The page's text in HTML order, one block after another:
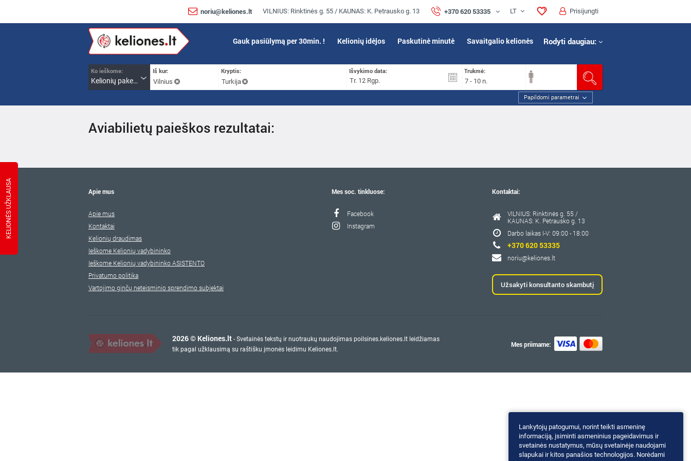
noriu@keliones.lt VILNIUS: Rinktinės g. 55 / KAUNAS: K. Petrausko g. 13 +370 620 53335 LT Prisijungti
Gauk pasiūlymą per 30min. ! Kelionių idėjos Paskutinė minutė Savaitgalio kelionės Rodyti daugiau:
Ko ieškome:
Kelionių paketai
Iš kur:
Vilnius
Kryptis:
Turkija
Išvykimo data:
Trukmė:
7 - 10 n.
Papildomi parametrai
Aviabilietų paieškos rezultatai:
Apie mus
Apie mus
Kontaktai
Kelionių draudimas
Ieškome Kelionių vadybininko
Ieškome Kelionių vadybininko ASISTENTO
Privatumo politika
Vartojimo ginčų neteisminio sprendimo subjektai
Mes soc. tinkluose:
Facebook
Instagram
Kontaktai:
VILNIUS: Rinktinės g. 55 /
KAUNAS: K. Petrausko g. 13
Darbo laikas I-V: 09:00 - 18:00
+370 620 53335
noriu@keliones.lt
Užsakyti konsultanto skambutį
2026 © Keliones.lt - Svetainės tekstų ir nuotraukų naudojimas poilsines.keliones.lt leidžiamas
tik pagal užklausimą su raštišku įmonės leidimu Keliones.lt.
Mes priimame:
Lankytojų patogumui, norint teikti asmeninę
informaciją, įsiminti asmeninius pageidavimus ir
svetainės nustatymus, mūsų svetainėje naudojami
slapukai ir kitos panašios technologijos. Norėdami
KELIONĖS UŽKLAUSA